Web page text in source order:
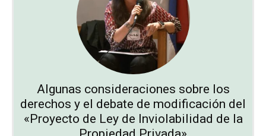
Algunas consideraciones sobre los
derechos y el debate de modificación del
«Proyecto de Ley de Inviolabilidad de la